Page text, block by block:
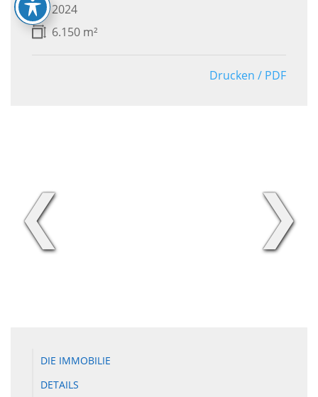
2024
6.150 m²
Drucken / PDF
❮ ❯
DIE IMMOBILIE
DETAILS